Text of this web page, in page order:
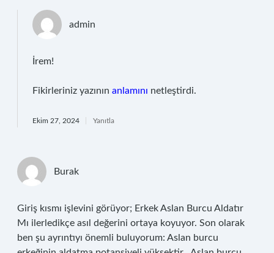
admin
İrem!
Fikirleriniz yazının anlamını netleştirdi.
Ekim 27, 2024 Yanıtla
Burak
Giriş kısmı işlevini görüyor; Erkek Aslan Burcu Aldatır
Mı ilerledikçe asıl değerini ortaya koyuyor. Son olarak
ben şu ayrıntıyı önemli buluyorum: Aslan burcu